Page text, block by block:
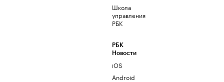
Школа
управления
РБК
РБК
Новости
iOS
Android